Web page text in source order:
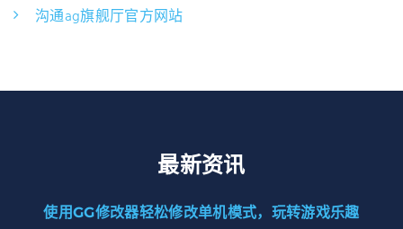
沟通ag旗舰厅官方网站
最新资讯
使用GG修改器轻松修改单机模式，玩转游戏乐趣